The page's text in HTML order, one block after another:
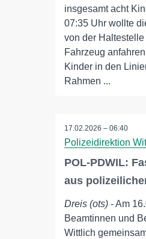
insgesamt acht
07:35 Uhr wollte
von der
Fahrzeug
Kinder in den
Rahmen ...
17.02.2026 – 06:40
Polizeidirektion
POL-PDWIL:
aus
Dreis (ots) - Am
Beamtinnen und
Wittlich